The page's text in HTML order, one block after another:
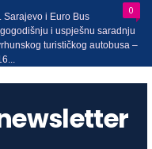
0
Sarajevo i Euro Bus
i uspješnu saradnju
turističkog autobusa –